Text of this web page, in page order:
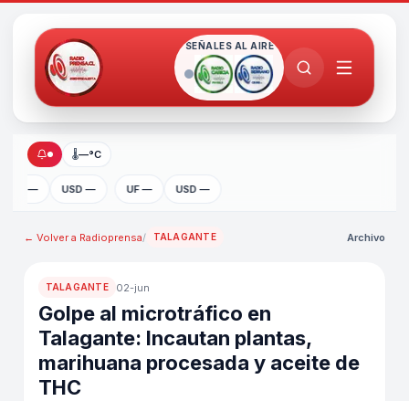
SEÑALES AL AIRE
🌡—°C
UF — USD — UF — USD —
← Volver a Radioprensa/ TALAGANTE Archivo
TALAGANTE 02-jun
Golpe al microtráfico en
Talagante: Incautan plantas,
marihuana procesada y aceite de
THC